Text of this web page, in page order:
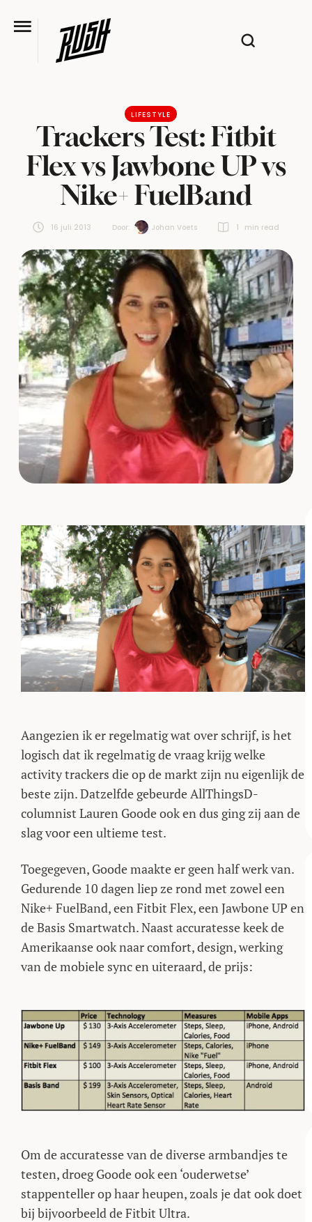
LIFESTYLE
Trackers Test: Fitbit
Flex vs Jawbone UP vs
Nike+ FuelBand
16 juli 2013 Door: Johan Voets 1 min read
Aangezien ik er regelmatig wat over schrijf, is het
logisch dat ik regelmatig de vraag krijg welke
activity trackers die op de markt zijn nu eigenlijk de
beste zijn. Datzelfde gebeurde AllThingsD-
columnist Lauren Goode ook en dus ging zij aan de
slag voor een ultieme test.
Toegegeven, Goode maakte er geen half werk van.
Gedurende 10 dagen liep ze rond met zowel een
Nike+ FuelBand, een Fitbit Flex, een Jawbone UP en
de Basis Smartwatch. Naast accuratesse keek de
Amerikaanse ook naar comfort, design, werking
van de mobiele sync en uiteraard, de prijs:
Om de accuratesse van de diverse armbandjes te
testen, droeg Goode ook een ‘ouderwetse’
stappenteller op haar heupen, zoals je dat ook doet
bij bijvoorbeeld de Fitbit Ultra.